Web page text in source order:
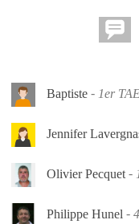
Baptiste 1er
Jennifer
Olivier Pecquet
Philippe Hunel